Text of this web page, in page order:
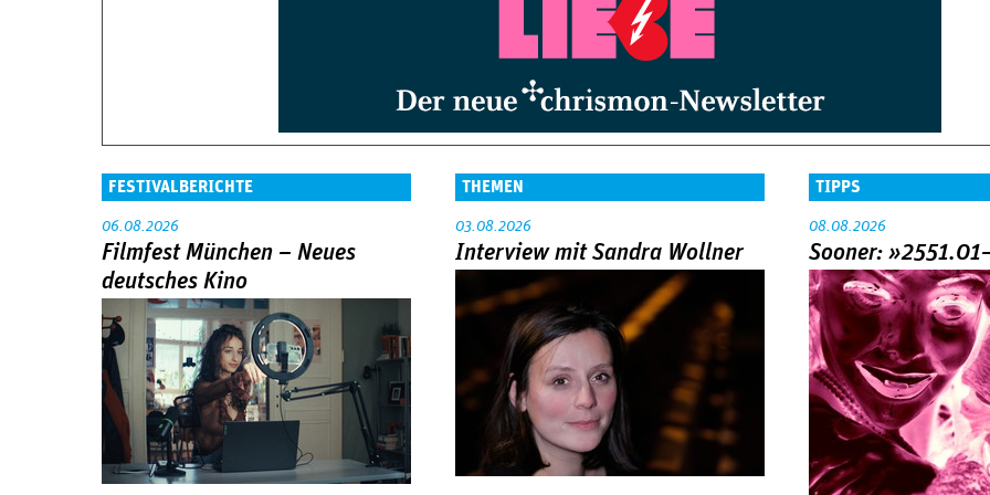
FESTIVALBERICHTE
06.08.2026
Filmfest München – Neues
deutsches Kino
THEMEN
03.08.2026
Interview mit Sandra Wollner
TIPPS
08.08.2026
Sooner: